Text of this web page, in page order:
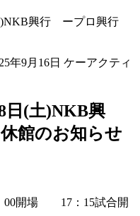
)NKB興行 ープロ興行
年9月16日 ケーアクティ
日(土)NKB興
館のお知らせ
00開場 17：15試合開